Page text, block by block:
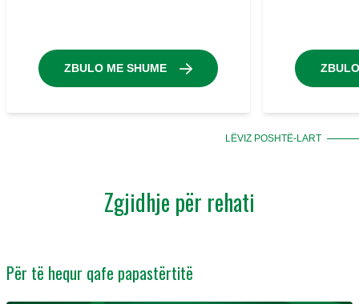
ZBULO ME SHUME
LËVIZ POSHTË-LART
Zgjidhje për rehati
Për të hequr qafe papastërtitë